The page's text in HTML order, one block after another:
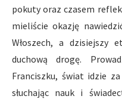
pokuty oraz czasem
mieliście okazję
Włoszech, a dzisiejszy
duchową drogę.
Franciszku, świat idzie
słuchając nauk i